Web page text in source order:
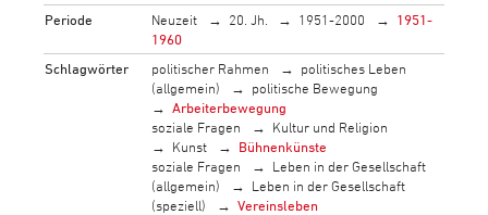
Periode
Neuzeit 20. Jh. 1951-2000
1951-
1960
Schlagwörter
politischer Rahmen
politisches Leben
(allgemein)
politische Bewegung
Arbeiterbewegung
soziale Fragen
Kultur und Religion
Kunst
Bühnenkünste
soziale Fragen
Leben in der Gesellschaft
(allgemein)
Leben in der Gesellschaft
(speziell)
Vereinsleben